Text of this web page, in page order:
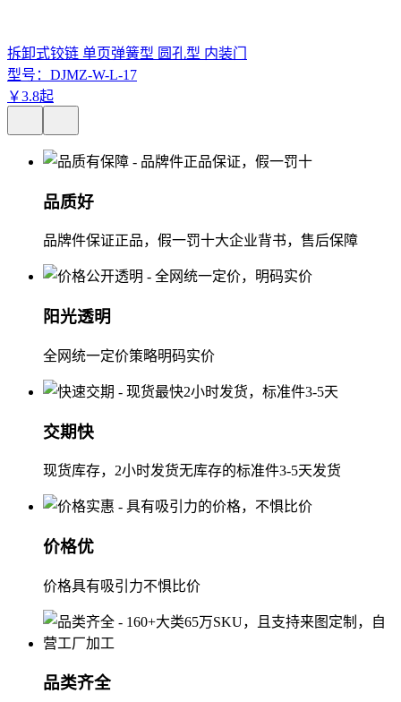
拆卸式铰链 单页弹簧型 圆孔型 内装门
型号： DJMZ-W-L-17
￥3.8起
品质好
品牌件保证正品，假一罚十大企业背书，售后保障
阳光透明
全网统一定价策略明码实价
交期快
现货库存，2小时发货无库存的标准件3-5天发货
价格优
价格具有吸引力不惧比价
品类齐全